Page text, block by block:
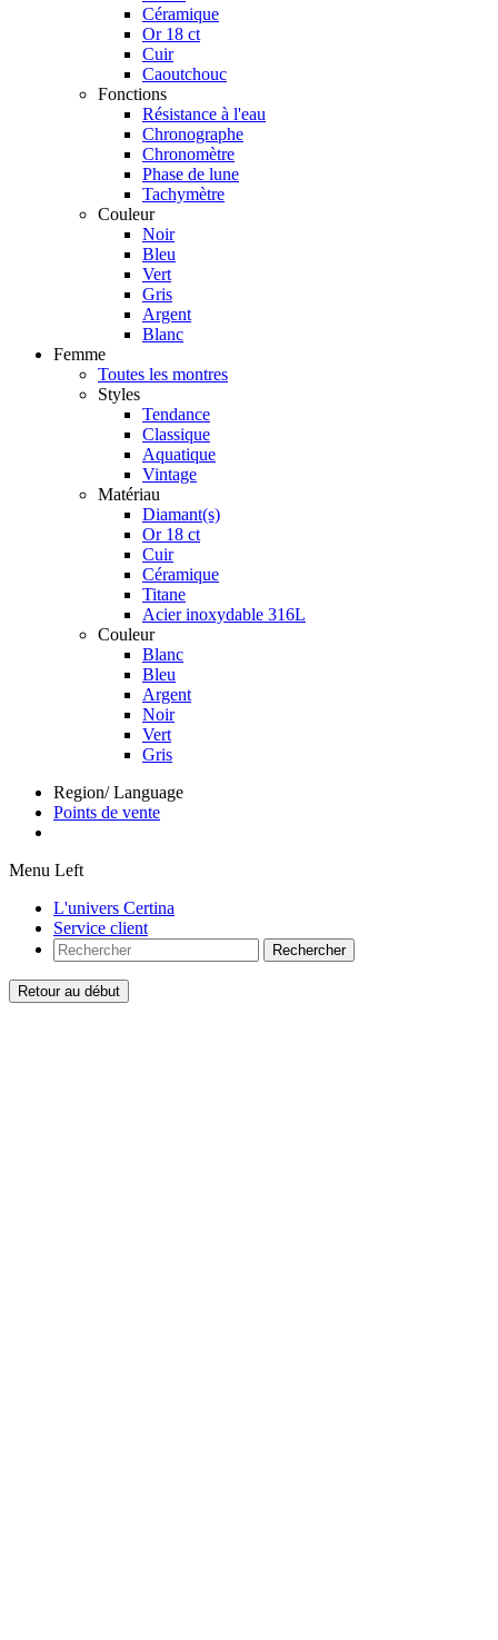
Céramique
Or 18 ct
Cuir
Caoutchouc
Fonctions
Résistance à l'eau
Chronographe
Chronomètre
Phase de lune
Tachymètre
Couleur
Noir
Bleu
Vert
Gris
Argent
Blanc
Femme
Toutes les montres
Styles
Tendance
Classique
Aquatique
Vintage
Matériau
Diamant(s)
Or 18 ct
Cuir
Céramique
Titane
Acier inoxydable 316L
Couleur
Blanc
Bleu
Argent
Noir
Vert
Gris
Region/ Language
Points de vente
Menu Left
L'univers Certina
Service client
Rechercher
Retour au début